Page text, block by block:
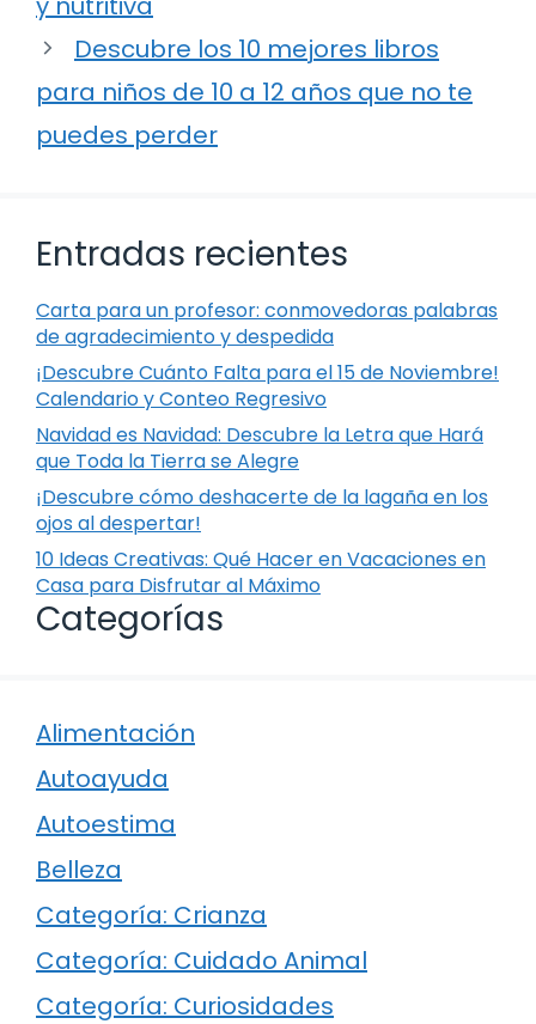
Descubre los 10 mejores libros
para niños de 10 a 12 años que no te
puedes perder
Entradas recientes
Carta para un profesor: conmovedoras palabras
de agradecimiento y despedida
¡Descubre Cuánto Falta para el 15 de Noviembre!
Calendario y Conteo Regresivo
Navidad es Navidad: Descubre la Letra que Hará
que Toda la Tierra se Alegre
¡Descubre cómo deshacerte de la lagaña en los
ojos al despertar!
10 Ideas Creativas: Qué Hacer en Vacaciones en
Casa para Disfrutar al Máximo
Categorías
Alimentación
Autoayuda
Autoestima
Belleza
Categoría: Crianza
Categoría: Cuidado Animal
Categoría: Curiosidades